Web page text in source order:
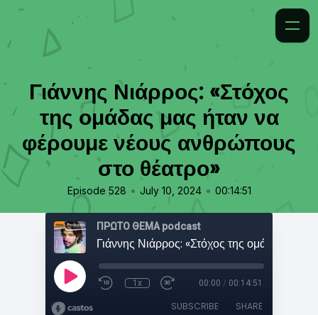
Γιάννης Νιάρρος: «Στόχος
της ομάδας μας ήταν να
φέρουμε νέους ανθρώπους
στο θέατρο»
Episode 528 • July 10, 2024 • 00:14:51
ΠΡΩΤΟ ΘΕΜΑ podcast
1x 00:00 / 00:14:51
SUBSCRIBE SHARE